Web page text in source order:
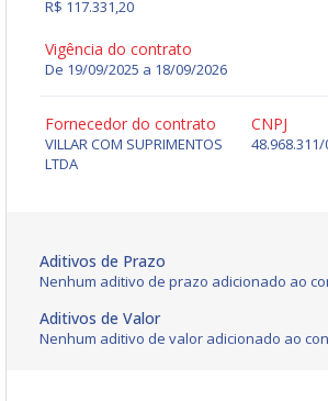
R$ 117.331,20
Vigência do contrato
De 19/09/2025 a 18/09/2026
Fornecedor do contrato
VILLAR COM SUPRIMENTOS
LTDA
CNPJ
48.968.311/
Aditivos de Prazo
Nenhum aditivo de prazo adicionado ao
Aditivos de Valor
Nenhum aditivo de valor adicionado ao